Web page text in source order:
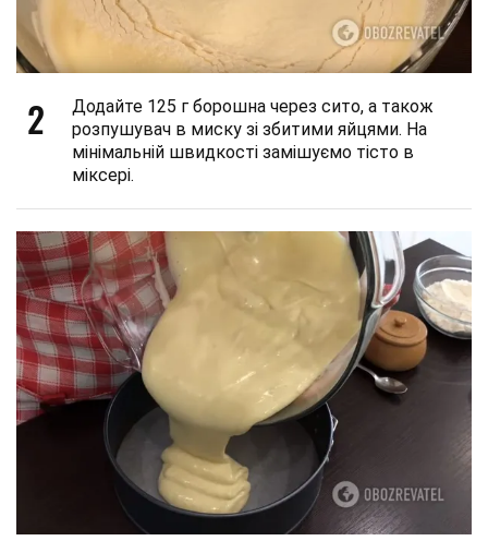
2
Додайте 125 г борошна через сито, а також
розпушувач в миску зі збитими яйцями. На
мінімальній швидкості замішуємо тісто в
міксері.